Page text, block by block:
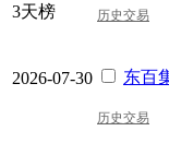
3天榜 历史交易
2026-07-30 东百
历史交易